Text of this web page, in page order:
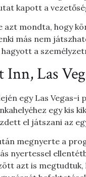
kapott a
azt mondta, hogy
más nem
a
Inn, Las
egy Las
egy kis
el játszani az
megnyerte a
nyertessel
azt is